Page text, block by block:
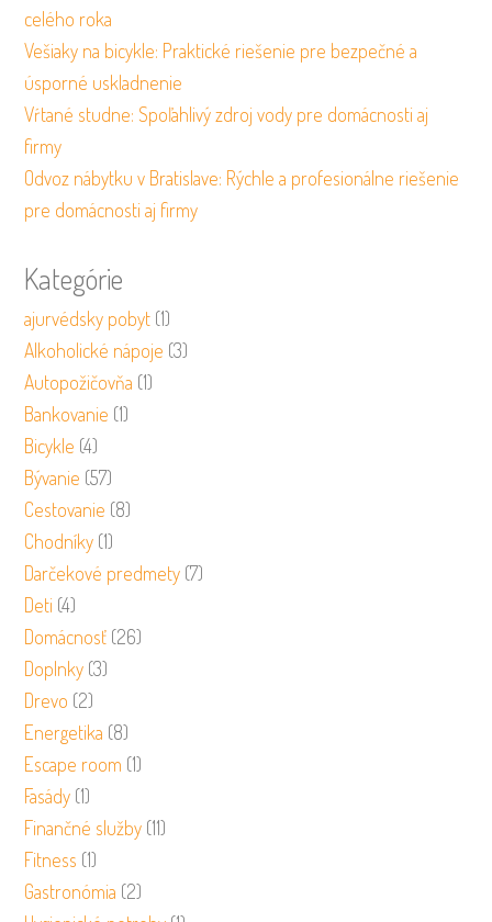
celého roka
Vešiaky na bicykle: Praktické riešenie pre bezpečné a
úsporné uskladnenie
Vŕtané studne: Spoľahlivý zdroj vody pre domácnosti aj
firmy
Odvoz nábytku v Bratislave: Rýchle a profesionálne riešenie
pre domácnosti aj firmy
Kategórie
ajurvédsky pobyt (1)
Alkoholické nápoje (3)
Autopožičovňa (1)
Bankovanie (1)
Bicykle (4)
Bývanie (57)
Cestovanie (8)
Chodníky (1)
Darčekové predmety (7)
Deti (4)
Domácnosť (26)
Doplnky (3)
Drevo (2)
Energetika (8)
Escape room (1)
Fasády (1)
Finančné služby (11)
Fitness (1)
Gastronómia (2)